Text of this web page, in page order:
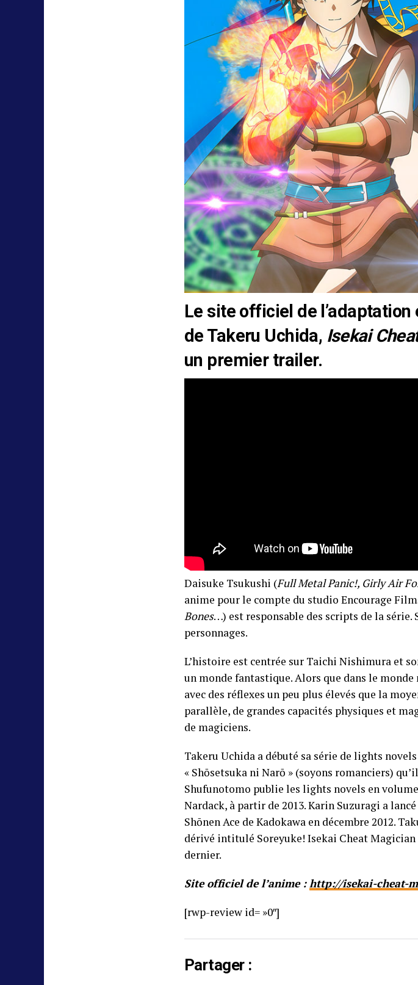
Le site officiel de
de Takeru Uchida, Isekai
un premier trailer.
Daisuke Tsukushi (Full Metal Panic!, Girly Air
anime pour le compte du studio Encourage
Bones…) est responsable des scripts de la série.
personnages.
L’histoire est centrée sur Taichi Nishimura et
un monde fantastique. Alors que dans le
avec des réflexes un peu plus élevés que la
parallèle, de grandes capacités physiques et
de magiciens.
Takeru Uchida a débuté sa série de lights
« Shōsetsuka ni Narō » (soyons romanciers)
Shufunotomo publie les lights novels en
Nardack, à partir de 2013. Karin Suzuragi a
Shōnen Ace de Kadokawa en décembre 2012.
dérivé intitulé Soreyuke! Isekai Cheat Magician
dernier.
Site officiel de l’anime :http://isekai-cheat-
[rwp-review id= »0″]
Partager :